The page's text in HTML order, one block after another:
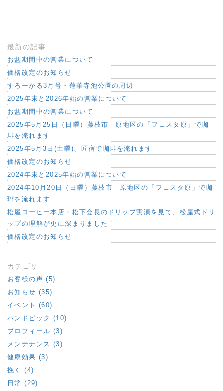
最新の記事
お盆期間中の営業について
価格改定のお知らせ
すろーかる3月号・蓮華寺池公園の周辺
2025年末と2026年始の営業について
お盆期間中の営業について
2025年5月25日（日曜）藤枝市 原地区の「フェスタ原」で珈
琲を淹れます
2025年5月3日(土曜)、匠宿で珈琲を淹れます
価格改定のお知らせ
2024年末と2025年始の営業について
2024年10月20日（日曜）藤枝市 原地区の「フェスタ原」で珈
琲を淹れます
松屋コーヒー本店・松下会長のドリップ実演を見て、松屋式ドリ
ップの理解が更に深まりました！
価格改定のお知らせ
カテゴリ
お客様の声 (5)
お知らせ (35)
イベント (60)
ハンドピック (10)
プロフィール (3)
メンテナンス (3)
健康効果 (3)
挽く (4)
日常 (29)